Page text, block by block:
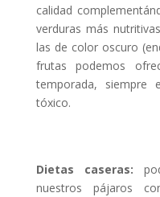
calidad
verduras más
las de color oscuro
frutas podemos
temporada, siempre
tóxico.
Dietas caseras:
nuestros pájaros